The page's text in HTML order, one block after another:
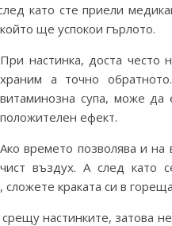
като сте приели
който ще успокои гърлото.
При настинка, доста често
храним а точно
витаминозна супа, може
положителен ефект.
Ако времето позволява и
чист въздух. А след като
сложете краката си в
настинките, затова